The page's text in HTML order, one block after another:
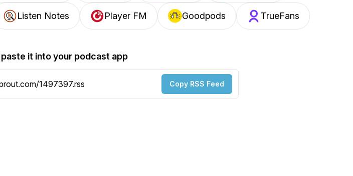
Listen Notes Player FM Goodpods TrueFans
paste it into your podcast app
Copy RSS Feed